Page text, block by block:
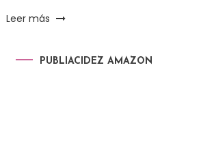
Leer más
PUBLIACIDEZ AMAZON